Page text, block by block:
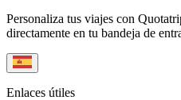
Personaliza tus viajes con
directamente en tu bandeja de
Enlaces útiles